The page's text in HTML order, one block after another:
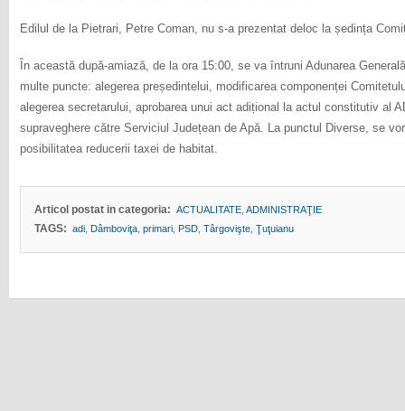
Edilul de la Pietrari, Petre Coman, nu s-a prezentat deloc la ședința
În această după-amiază, de la ora 15:00, se va întruni Adunarea
multe puncte: alegerea președintelui, modificarea componenței
alegerea secretarului, aprobarea unui act adițional la actul constitutiv al
supraveghere către Serviciul Județean de Apă. La punctul Diverse, se
posibilitatea reducerii taxei de habitat.
Articol postat in categoria: ACTUALITATE, ADMINISTRAŢIE
TAGS: adi, Dâmboviţa, primari, PSD, Târgovişte, Ţuţuianu